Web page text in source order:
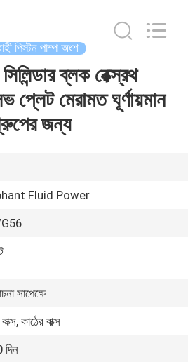
পিস্টন পাম্প অংশ
ব্লক রেক্স্রথ
প্লেট মেরামত ঘূর্ণায়মান
জন্য
Fluid Power
সাপেক্ষে
কাঠের বাক্স